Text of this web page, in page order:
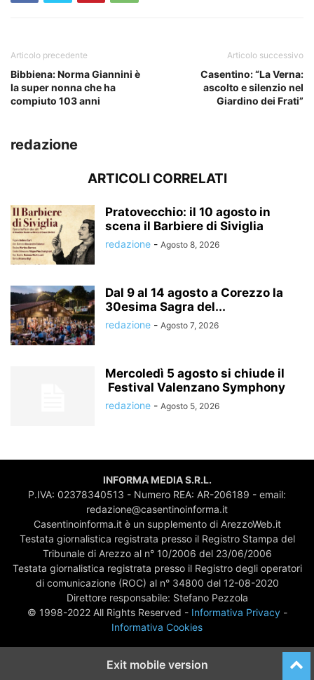
Articolo precedente
Bibbiena: Norma Giannini è
la super nonna che ha
compiuto 103 anni
Articolo successivo
Casentino: “La Verna:
ascolto e silenzio nel
Giardino dei Frati”
redazione
ARTICOLI CORRELATI
Pratovecchio: il 10 agosto in
scena il Barbiere di Siviglia
redazione - Agosto 8, 2026
Dal 9 al 14 agosto a Corezzo la
30esima Sagra del...
redazione - Agosto 7, 2026
Mercoledì 5 agosto si chiude il
Festival Valenzano Symphony
redazione - Agosto 5, 2026
INFORMA MEDIA S.R.L.
P.IVA: 02378340513 - Numero REA: AR-206189 - email:
redazione@casentinoinforma.it
Casentinoinforma.it è un supplemento di ArezzoWeb.it
Testata giornalistica registrata presso il Registro Stampa del
Tribunale di Arezzo al n° 10/2006 del 23/06/2006
Testata giornalistica registrata presso il Registro degli operatori
di comunicazione (ROC) al n° 34800 del 12-08-2020
Direttore responsabile: Stefano Pezzola
© 1998-2022 All Rights Reserved - Informativa Privacy-
Informativa Cookies
Exit mobile version